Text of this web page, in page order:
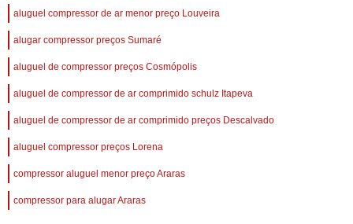
aluguel compressor de ar menor preço Louveira
alugar compressor preços Sumaré
aluguel de compressor preços Cosmópolis
aluguel de compressor de ar comprimido schulz Itapeva
aluguel de compressor de ar comprimido preços Descalvado
aluguel compressor preços Lorena
compressor aluguel menor preço Araras
compressor para alugar Araras